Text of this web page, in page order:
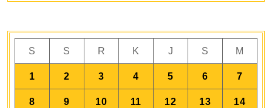
S S R K J S M
1 2 3 4 5 6 7
8 9 10 11 12 13 14